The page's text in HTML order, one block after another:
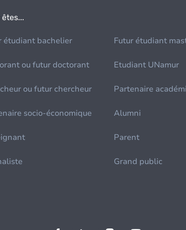
êtes...
étudiant bachelier Futur étudiant
ou futur doctorant Etudiant UNamur
ou futur chercheur Partenaire
socio-économique Alumni
Parent
Grand public